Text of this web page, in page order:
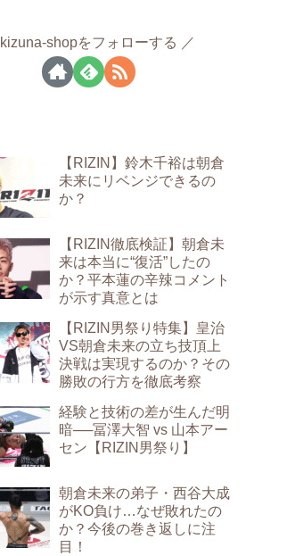
kizuna-shopをフォローする
【RIZIN】鈴木千裕は朝倉
未来にリベンジできるの
か？
【RIZIN徹底検証】朝倉未
来は本当に“復活”したの
か？平本蓮の辛辣コメント
が示す真意とは
【RIZIN男祭り特集】皇治
VS朝倉未来の立ち技頂上
決戦は実現するのか？その
勝敗の行方を徹底考察
経験と技術の差が生んだ明
暗──冨澤大智 vs 山本アー
セン【RIZIN男祭り】
朝倉未来の弟子・西谷大成
がKO負け…なぜ敗れたの
か？今後の巻き返しに注
目！